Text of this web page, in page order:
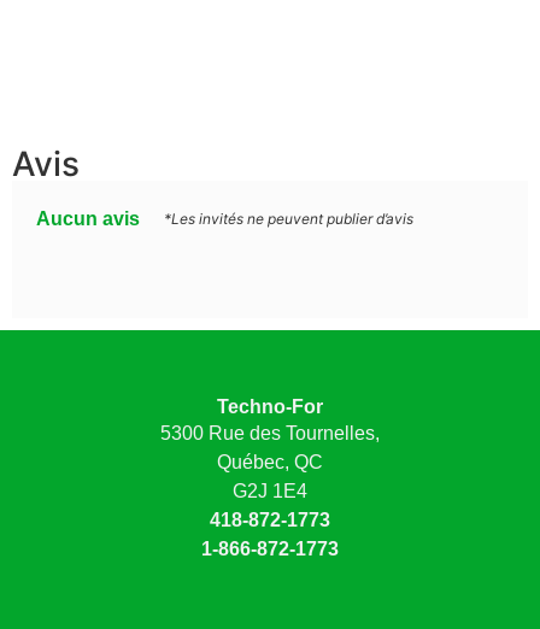
Avis
Aucun avis *Les invités ne peuvent publier d’avis
Techno-For
5300 Rue des Tournelles,
Québec, QC
G2J 1E4
418-872-1773
1-866-872-1773